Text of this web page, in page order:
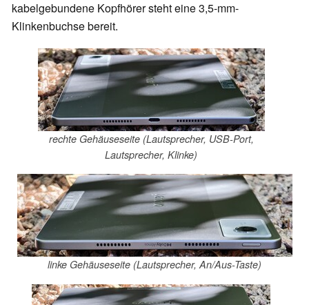
kabelgebundene Kopfhörer steht eine 3,5-mm-
Klinkenbuchse bereit.
rechte Gehäuseseite (Lautsprecher, USB-Port,
Lautsprecher, Klinke)
linke Gehäuseseite (Lautsprecher, An/Aus-Taste)